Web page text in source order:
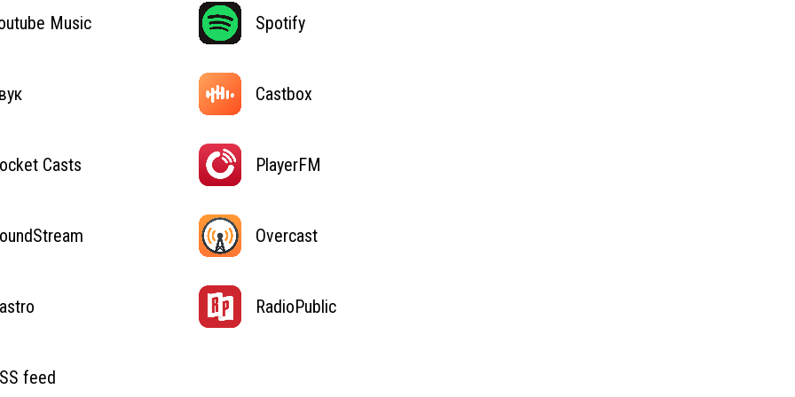
Music Spotify
Castbox
Casts PlayerFM
Overcast
RadioPublic
feed